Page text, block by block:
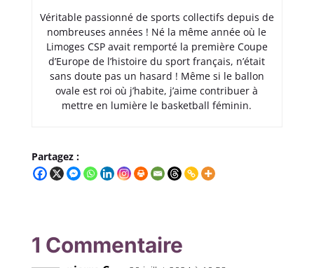
Véritable passionné de sports collectifs depuis de
nombreuses années ! Né la même année où le
Limoges CSP avait remporté la première Coupe
d’Europe de l’histoire du sport français, n’était
sans doute pas un hasard ! Même si le ballon
ovale est roi où j’habite, j’aime contribuer à
mettre en lumière le basketball féminin.
Partagez :
1 Commentaire